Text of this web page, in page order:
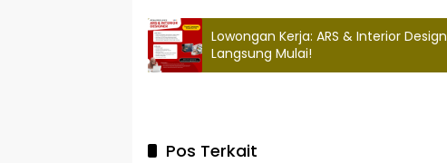
Lowongan Kerja: ARS & Interior
Langsung Mulai!
Pos Terkait